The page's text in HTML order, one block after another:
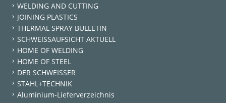
WELDING AND CUTTING
JOINING PLASTICS
THERMAL SPRAY BULLETIN
SCHWEISSAUFSICHT AKTUELL
HOME OF WELDING
HOME OF STEEL
DER SCHWEISSER
STAHL+TECHNIK
Aluminium-Lieferverzeichnis